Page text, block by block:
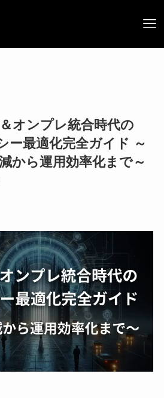
オンプレ統合時代の
ー最適化完全ガイド ～
から運用効率化まで～